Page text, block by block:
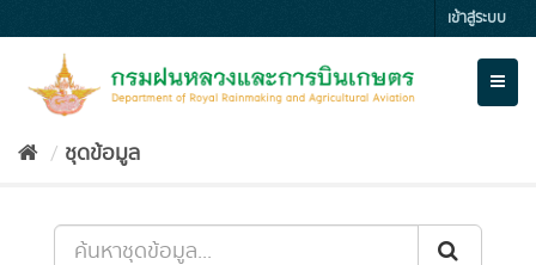
to
เข้าสู่ระบบ
ชุดข้อมูล